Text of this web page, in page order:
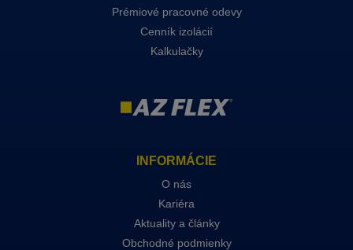
Prémiové pracovné odevy
Cenník izolácií
Kalkulačky
INFORMÁCIE
O nás
Kariéra
Aktuality a články
Obchodné podmienky